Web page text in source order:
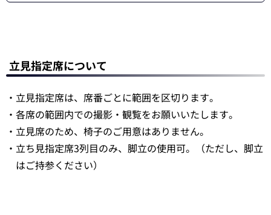
立見指定席について
・立見指定席は、席番ごとに範囲を区切ります。
・各席の範囲内での撮影・観覧をお願いいたします。
・立見席のため、椅子のご用意はありません。
・立ち見指定席3列目のみ、脚立の使用可。（ただし、脚立
はご持参ください）